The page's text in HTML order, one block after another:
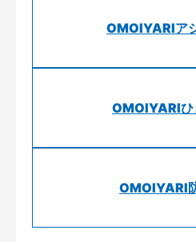
OMOIYARIア
OMOIYARI
OMOIYARI